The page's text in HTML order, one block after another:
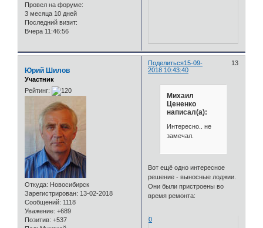
Провел на форуме:
3 месяца 10 дней
Последний визит:
Вчера 11:46:56
Поделиться 13
15-09-
2018 10:43:40
Юрий Шилов
Участник
Рейтинг:
Откуда: Новосибирск
Зарегистрирован: 13-02-2018
Сообщений: 1118
Уважение: +689
Позитив: +537
Михаил
Цененко
написал(а):
Интересно.. не
замечал.
Вот ещё одно интересное
решение - выносные лоджии.
Они были пристроены во
время ремонта:
0